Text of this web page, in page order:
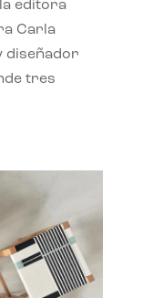
editora
Carla
diseñador
tres